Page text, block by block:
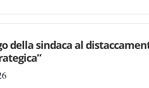
della sindaca al